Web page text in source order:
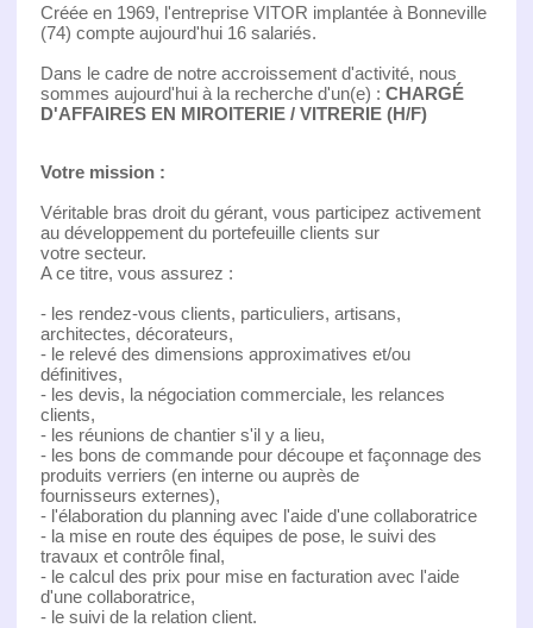
Créée en 1969, l'entreprise VITOR implantée à Bonneville
(74) compte aujourd'hui 16 salariés.
Dans le cadre de notre accroissement d'activité, nous
sommes aujourd'hui à la recherche d'un(e) : CHARGÉ
D'AFFAIRES EN MIROITERIE / VITRERIE (H/F)
Votre mission :
Véritable bras droit du gérant, vous participez activement
au développement du portefeuille clients sur
votre secteur.
A ce titre, vous assurez :
- les rendez-vous clients, particuliers, artisans,
architectes, décorateurs,
- le relevé des dimensions approximatives et/ou
définitives,
- les devis, la négociation commerciale, les relances
clients,
- les réunions de chantier s'il y a lieu,
- les bons de commande pour découpe et façonnage des
produits verriers (en interne ou auprès de
fournisseurs externes),
- l'élaboration du planning avec l'aide d'une collaboratrice
- la mise en route des équipes de pose, le suivi des
travaux et contrôle final,
- le calcul des prix pour mise en facturation avec l'aide
d'une collaboratrice,
- le suivi de la relation client.